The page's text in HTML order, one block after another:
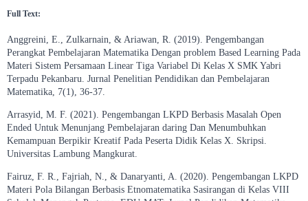
Full Text:
Anggreini, E., Zulkarnain, & Ariawan, R. (2019). Pengembangan
Perangkat Pembelajaran Matematika Dengan problem Based Learning Pada
Materi Sistem Persamaan Linear Tiga Variabel Di Kelas X SMK Yabri
Terpadu Pekanbaru. Jurnal Penelitian Pendidikan dan Pembelajaran
Matematika, 7(1), 36-37.
Arrasyid, M. F. (2021). Pengembangan LKPD Berbasis Masalah Open
Ended Untuk Menunjang Pembelajaran daring Dan Menumbuhkan
Kemampuan Berpikir Kreatif Pada Peserta Didik Kelas X. Skripsi.
Universitas Lambung Mangkurat.
Fairuz, F. R., Fajriah, N., & Danaryanti, A. (2020). Pengembangan LKPD
Materi Pola Bilangan Berbasis Etnomatematika Sasirangan di Kelas VIII